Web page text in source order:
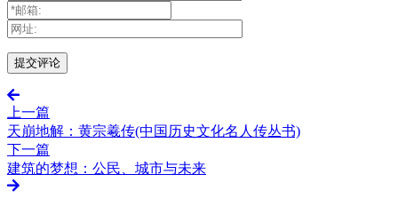
上一篇
天崩地解：黄宗羲传(中国历史文化名人传丛书)
下一篇
建筑的梦想：公民、城市与未来